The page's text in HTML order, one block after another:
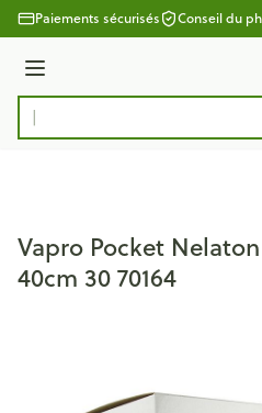
Aller au contenu
Paiements sécurisés Conseil du
Menu
Rechercher
Vapro Pocket
40cm 30 70164